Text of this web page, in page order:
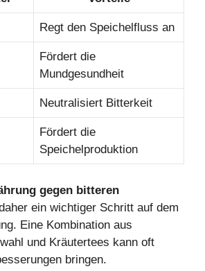
Regt den Speichelfluss an
Fördert die
Mundgesundheit
Neutralisiert Bitterkeit
Fördert die
Speichelproduktion
gegen bitteren
ein wichtiger Schritt auf dem
Eine Kombination aus
und Kräutertees kann oft
bringen.